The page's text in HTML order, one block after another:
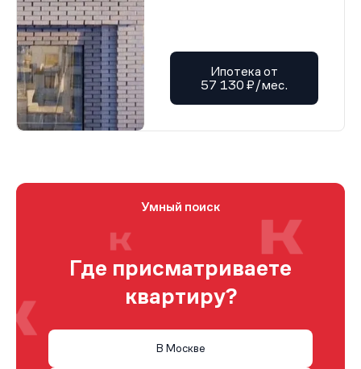
Ипотека от
57 130 ₽/мес.
Умный поиск
Где присматриваете
квартиру?
В Москве